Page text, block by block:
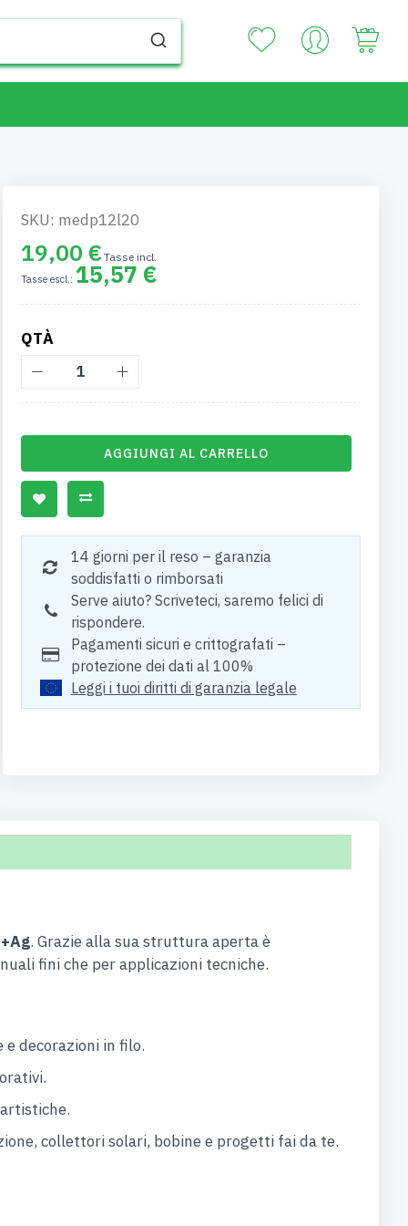
SKU: medp12l20
19,00 €
15,57 €
QTÀ
AGGIUNGI AL CARRELLO
14 giorni per il reso – garanzia
soddisfatti o rimborsati
Serve aiuto? Scriveteci, saremo felici di
rispondere.
Pagamenti sicuri e crittografati –
protezione dei dati al 100%
Leggi i tuoi diritti di garanzia legale
. Grazie alla sua struttura aperta è
fini che per applicazioni tecniche.
decorazioni in filo.
collettori solari, bobine e progetti fai da te.